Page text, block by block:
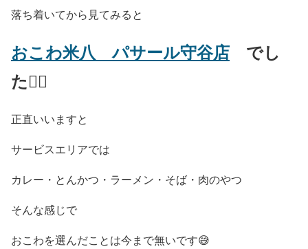
落ち着いてから見てみると
おこわ米八 パサール守谷店 でし
た🙇‍♂️
正直いいますと
サービスエリアでは
カレー・とんかつ・ラーメン・そば・肉のやつ
そんな感じで
おこわを選んだことは今まで無いです😅